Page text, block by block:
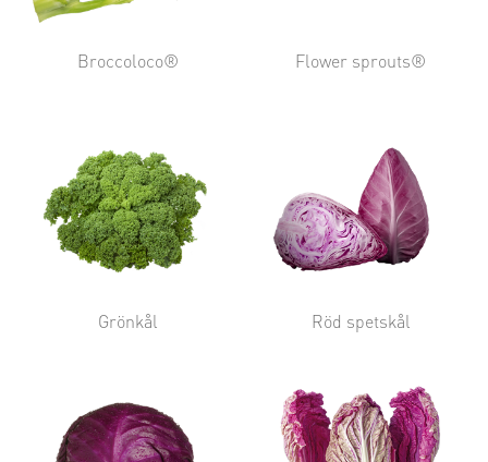
Broccoloco® Flower sprouts®
Grönkål Röd spetskål